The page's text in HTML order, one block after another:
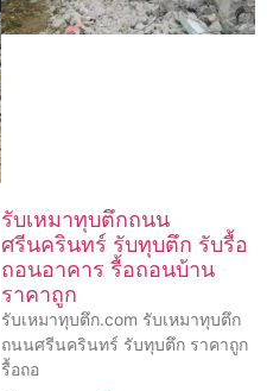
รับเหมาทุบตึกถนน
ศรีนครินทร์ รับทุบตึก รับรื้อ
ถอนอาคาร รื้อถอนบ้าน
ราคาถูก
รับเหมาทุบตึก.com รับเหมาทุบตึก
ถนนศรีนครินทร์ รับทุบตึก ราคาถูก
รื้อถอ